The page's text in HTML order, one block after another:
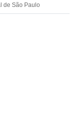
de São Paulo